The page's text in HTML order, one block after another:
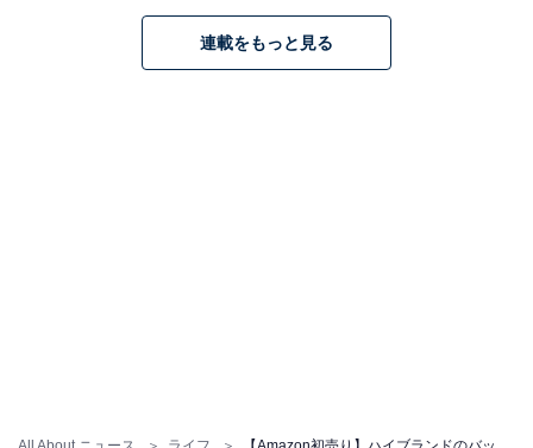
連載をもっと見る